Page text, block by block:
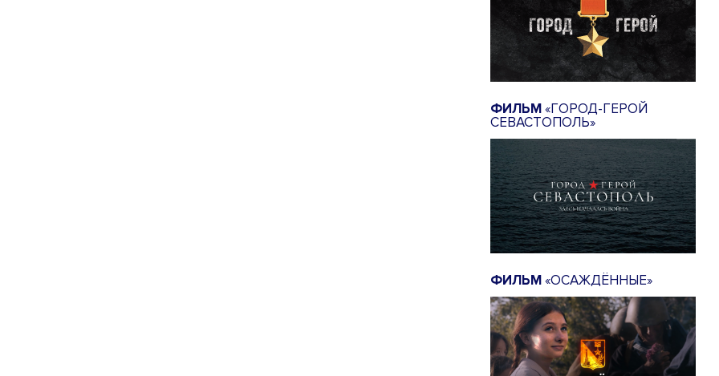
ФИЛЬМ«ГОРОД-ГЕРОЙ
СЕВАСТОПОЛЬ»
ФИЛЬМ«ОСАЖДЁННЫЕ»